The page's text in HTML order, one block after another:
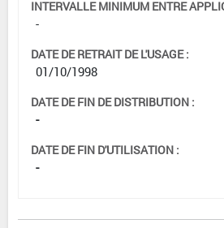
INTERVALLE MINIMUM ENTRE
-
DATE DE RETRAIT DE L'USAGE :
01/10/1998
DATE DE FIN DE DISTRIBUTION :
-
DATE DE FIN D'UTILISATION :
-